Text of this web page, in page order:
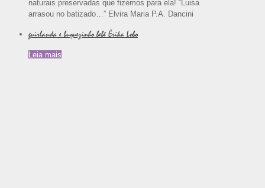
naturais preservadas que fizemos para ela! “Luisa
arrasou no batizado…” Elvira Maria P.A. Dancini
guirlanda e buquezinho bebê Érika Lobo
Leia mais